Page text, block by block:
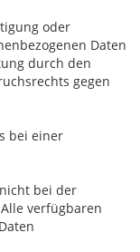
oder
Daten
durch den
gegen
bei einer
bei der
verfügbaren